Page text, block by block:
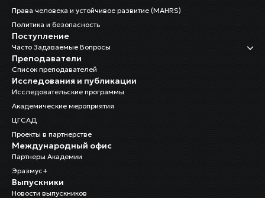
Права человека и устойчивое развитие (MAHRS)
Политика и безопасность
Поступление
Часто Задаваемые Вопросы
Преподаватели
Список преподавателей
Исследования и публикации
Исследовательские программы
Академические мероприятия
ЦГСАД
Проекты в партнерстве
Международный офис
Партнеры Академии
Эразмус+
Выпускники
Новости выпускников